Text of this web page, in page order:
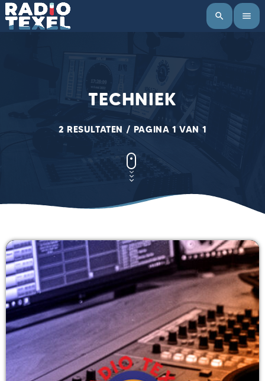
search menu
TECHNIEK
2 RESULTATEN / PAGINA 1 VAN 1